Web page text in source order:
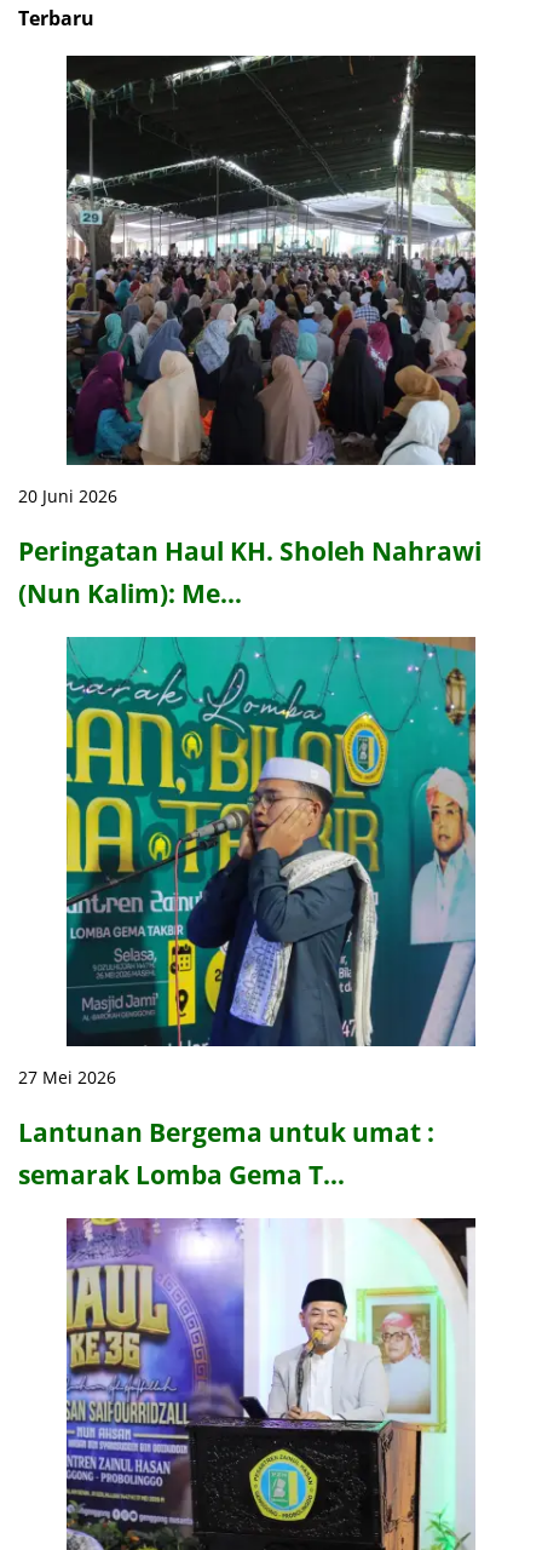
Terbaru
20 Juni 2026
Peringatan Haul KH. Sholeh Nahrawi
(Nun Kalim): Me…
27 Mei 2026
Lantunan Bergema untuk umat :
semarak Lomba Gema T…